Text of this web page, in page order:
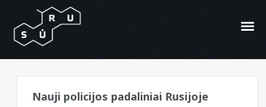
abreviatūra
Nauji policijos padaliniai Rusijoje